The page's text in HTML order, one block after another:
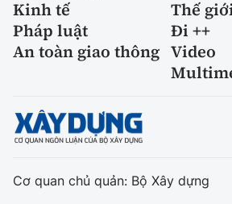
Kinh tế
Thế
Pháp luật
Đi ++
An toàn giao thông Video
Cơ quan chủ quản: Bộ Xây dựng